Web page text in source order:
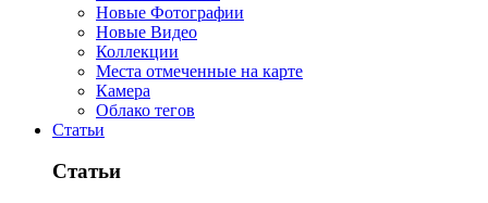
Новые Фотографии
Новые Видео
Коллекции
Места отмеченные на карте
Камера
Облако тегов
Статьи
Статьи